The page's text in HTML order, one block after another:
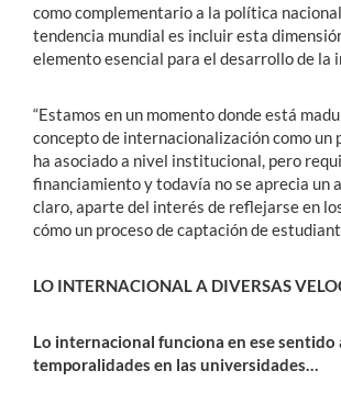
como complementario a la política
tendencia mundial es incluir esta
elemento esencial para el desarrollo de la
“Estamos en un momento donde está
concepto de internacionalización como un
ha asociado a nivel institucional, pero
financiamiento y todavía no se aprecia un
claro, aparte del interés de reflejarse en
cómo un proceso de captación de
LO INTERNACIONAL A DIVERSAS
Lo internacional funciona en ese sentido
temporalidades en las universidades…